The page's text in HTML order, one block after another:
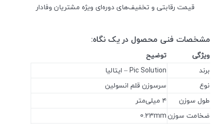
قیمت رقابتی و تخفیف‌های دوره‌ای ویژه مشتریان وفادار
مشخصات فنی محصول در یک نگاه:
ویژگی
توضیح
برند
Pic Solution – ایتالیا
نوع
سرسوزن قلم انسولین
طول سوزن
۴ میلی‌متر
ضخامت سوزن0.23mm